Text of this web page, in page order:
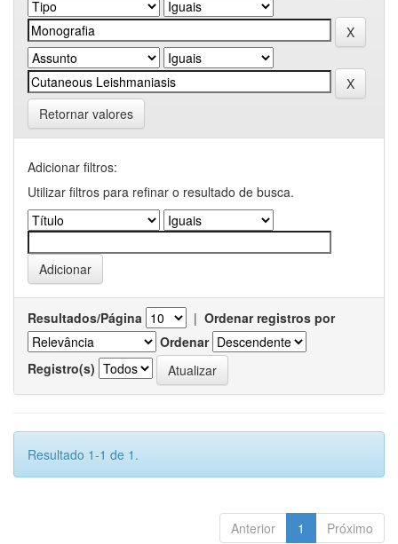
Retornar valores
Adicionar filtros:
Utilizar filtros para refinar o resultado de busca.
Resultados/Página | Ordenar registros por
Ordenar
Registro(s)
Resultado 1-1 de 1.
Anterior 1 Próximo